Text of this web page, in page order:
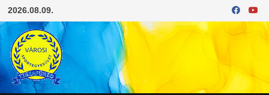
Skip
to
content
2026.08.09.